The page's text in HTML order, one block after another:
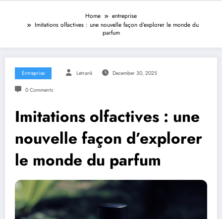
Home
entreprise
Imitations olfactives : une nouvelle façon d’explorer le monde du
parfum
Entreprise Letrank December 30, 2025
0 Comments
Imitations olfactives : une
nouvelle façon d’explorer
le monde du parfum